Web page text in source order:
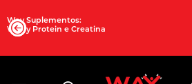
Way Suplementos:
Whey Protein e Creatina